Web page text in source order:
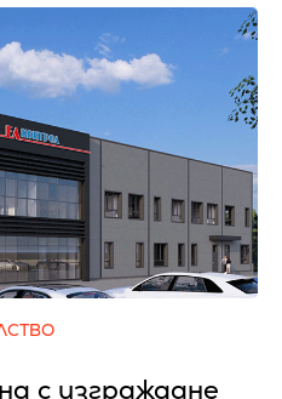
с изграждане